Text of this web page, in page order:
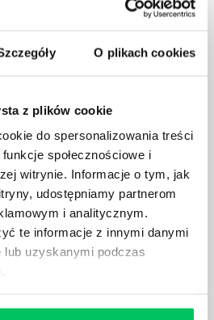
O plikach cookies
z plików cookie
do spersonalizowania treści
społecznościowe i
witrynie. Informacje o tym, jak
udostępniamy partnerom
i analitycznym.
te informacje z innymi danymi
uzyskanymi podczas
USTAWA O OCHRONIE
obowiązuje każdego
podkreślić, że określona
musi być gdziekolwiek
można wyciąć cokolwiek?
WODNE?
prawo w
obowiązuje? Jak wygląda